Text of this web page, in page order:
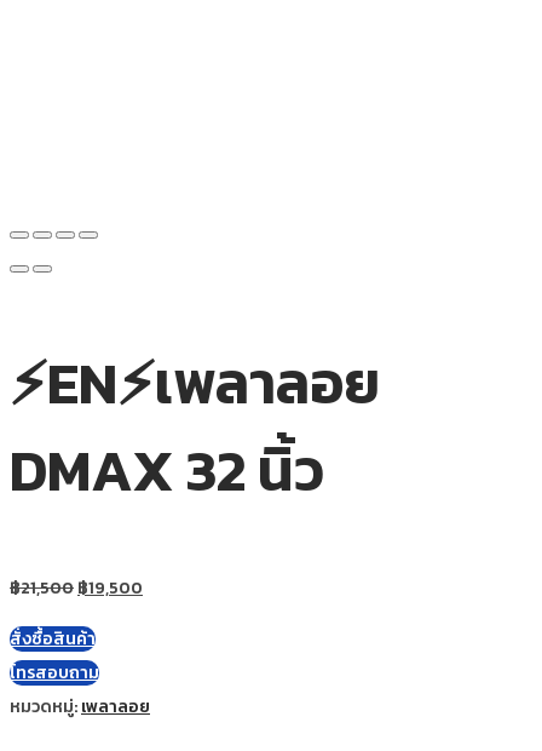
⚡EN⚡เพลาลอย
DMAX 32 นิ้ว
฿21,500฿19,500
สั่งซื้อสินค้า
โทรสอบถาม
หมวดหมู่:เพลาลอย